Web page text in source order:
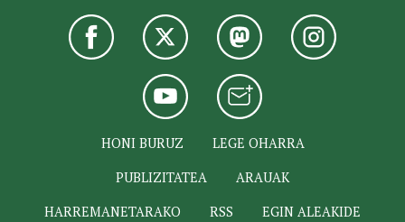
HONI BURUZ
LEGE OHARRA
PUBLIZITATEA
ARAUAK
HARREMANETARAKO
RSS EGIN ALEAKIDE